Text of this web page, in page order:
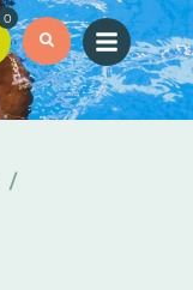
0
/